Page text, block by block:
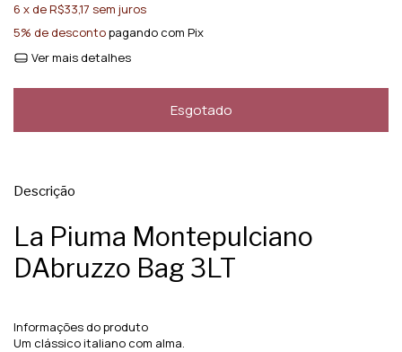
6 x deR$33,17 sem juros
5% de descontopagando com Pix
Ver mais detalhes
Descrição
La Piuma Montepulciano
DAbruzzo Bag 3LT
Informações do produto
Um clássico italiano com alma.